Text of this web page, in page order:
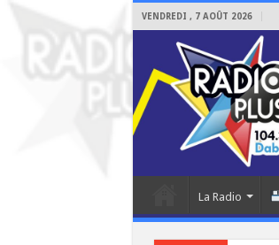
VENDREDI , 7 AOÛT 2026
La Radio